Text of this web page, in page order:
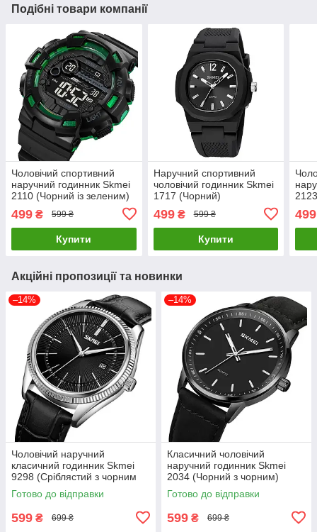
Подібні товари компанії
Чоловічий спортивний
наручний годинник Skmei
2110 (Чорний із зеленим)
499 ₴ 599 ₴
Купити
Наручний спортивний
чоловічий годинник Skmei
1717 (Чорний)
499₴ 599 ₴
Купити
499
Акційні пропозиції та новинки
–14%
Чоловічий наручний
класичний годинник Skmei
9298 (Сріблястий з чорним
циферблатом)
Готово до відправки
599 ₴ 699 ₴
–14%
Класичний чоловічий
наручний годинник Skmei
2034 (Чорний з чорним)
Готово до відправки
599 ₴ 699 ₴